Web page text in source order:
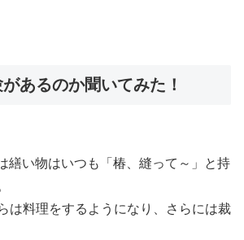
あるのか聞いてみた！
繕い物はいつも「椿、縫って～」と持
は料理をするようになり、さらには裁